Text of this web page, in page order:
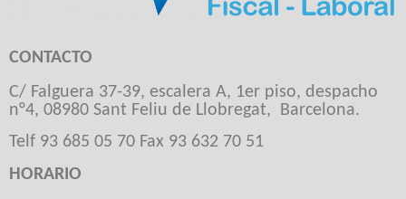
CONTACTO
C/ Falguera 37-39, escalera A, 1er piso, despacho
n°4, 08980 Sant Feliu de Llobregat, Barcelona.
Telf 93 685 05 70 Fax 93 632 70 51
HORARIO